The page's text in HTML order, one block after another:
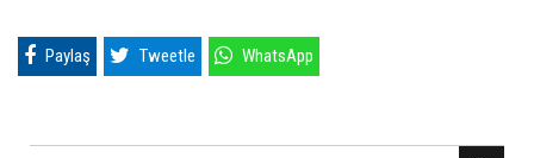
Paylaş Tweetle WhatsApp